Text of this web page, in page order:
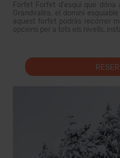
Forfet Forfet d'esquí que dóna
Grandvalira, el domini
aquest forfet podràs recórrer
opcions per a tots els nivells,